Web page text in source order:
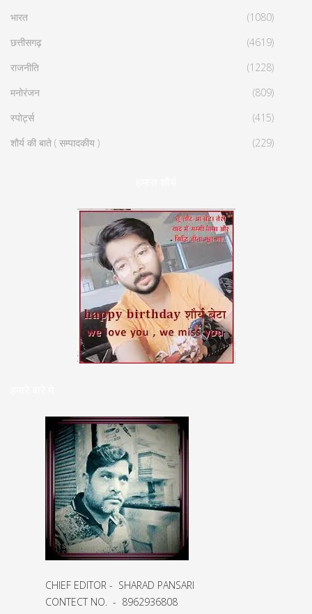
भारत
(1080)
छत्तीसगढ़
(4619)
राजनीति
(1228)
मनोरंजन
(809)
स्पोर्ट्स
(415)
शौर्य की बाते ( सम्पादकीय )
(229)
CHIEF EDITOR - SHARAD PANSARI
CONTECT NO. - 8962936808